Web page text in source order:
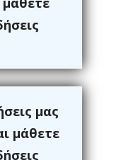
μας
μάθετε